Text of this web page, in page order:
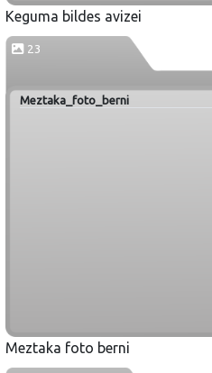
Keguma bildes avizei
23
Meztaka_foto_berni
Meztaka foto berni